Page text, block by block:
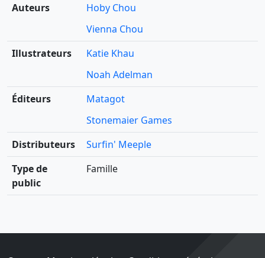
Auteurs
Hoby Chou
Vienna Chou
Illustrateurs
Katie Khau
Noah Adelman
Éditeurs
Matagot
Stonemaier Games
Distributeurs
Surfin' Meeple
Type de
public
Famille